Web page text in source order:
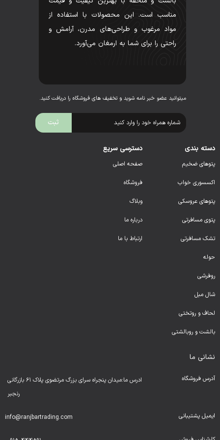
مناسب است. این محصولات با استفاده از
مواد مرغوب و طراحی‌های مدرن، آرامش و
راحتی را برای شما به ارمغان می‌آورد.
میتوانید عضو خبر نامه شوید و تخفیف های فروشگاه را دریافت کنید.
دسته بندی
پتوهای ضخیم
اکسسوری خواب
پتوهای عروسکی
پتوی مسافرتی
تشک مسافرتی
حوله
روفرشی
شال مبل
لحاف و روتختی
بالشت و روبالشتی
دسترسی سریع
صفحه اصلی
فروشگاه
وبلاگ
درباره ما
ارتباط با ما
نشانی ما
آدرس فروشگاه
ادرس ما:میدان پنجراه سرای بزرگ مرتضوی پلاک ۶۱ بازرگانی
رنجبر
ایمیل پشتیبانی info@ranjbartrading.com